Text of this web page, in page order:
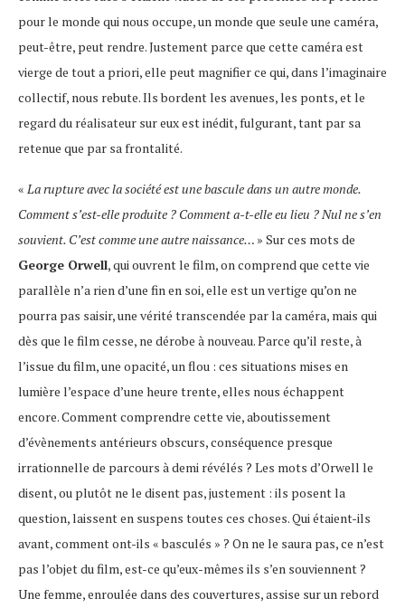
pour le monde qui nous occupe, un monde que seule une caméra,
peut-être, peut rendre. Justement parce que cette caméra est
vierge de tout a priori, elle peut magnifier ce qui, dans l’imaginaire
collectif, nous rebute. Ils bordent les avenues, les ponts, et le
regard du réalisateur sur eux est inédit, fulgurant, tant par sa
retenue que par sa frontalité.
« La rupture avec la société est une bascule dans un autre monde.
Comment s’est-elle produite ? Comment a-t-elle eu lieu ? Nul ne s’en
souvient. C’est comme une autre naissance… » Sur ces mots de
George Orwell, qui ouvrent le film, on comprend que cette vie
parallèle n’a rien d’une fin en soi, elle est un vertige qu’on ne
pourra pas saisir, une vérité transcendée par la caméra, mais qui
dès que le film cesse, ne dérobe à nouveau. Parce qu’il reste, à
l’issue du film, une opacité, un flou : ces situations mises en
lumière l’espace d’une heure trente, elles nous échappent
encore. Comment comprendre cette vie, aboutissement
d’évènements antérieurs obscurs, conséquence presque
irrationnelle de parcours à demi révélés ? Les mots d’Orwell le
disent, ou plutôt ne le disent pas, justement : ils posent la
question, laissent en suspens toutes ces choses. Qui étaient-ils
avant, comment ont-ils « basculés » ? On ne le saura pas, ce n’est
pas l’objet du film, est-ce qu’eux-mêmes ils s’en souviennent ?
Une femme, enroulée dans des couvertures, assise sur un rebord